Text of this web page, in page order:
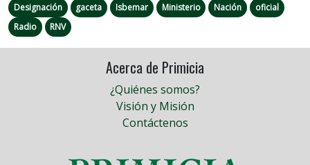
Designación gaceta Isbemar Ministerio Nación
oficial
Radio
RNV
Acerca de Primicia
¿Quiénes somos?
Visión y Misión
Contáctenos